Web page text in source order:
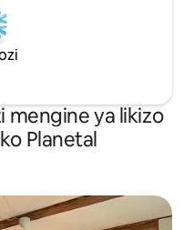
mengine ya likizo
Planetal